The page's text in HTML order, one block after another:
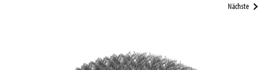
Nächste